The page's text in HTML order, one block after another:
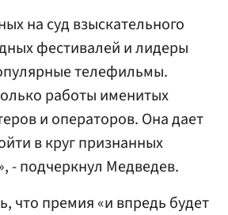
на суд взыскательного
фестивалей и лидеры
телефильмы.
работы именитых
и операторов. Она дает
в круг признанных
- подчеркнул Медведев.
что премия «и впредь будет